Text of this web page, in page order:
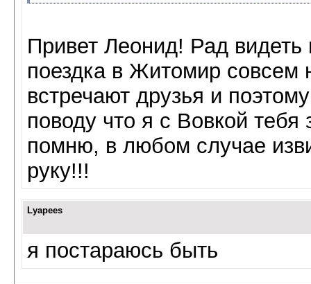
Привет Леонид! Рад
поездка в Житомир совсем
встречают друзья и
поводу что я с Вовкой
помню, в любом случае
руку!!!
Lyapees
я постараюсь быть